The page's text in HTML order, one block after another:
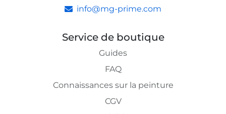
info@mg-prime.com
Service de boutique
Guides
FAQ
Connaissances sur la peinture
CGV